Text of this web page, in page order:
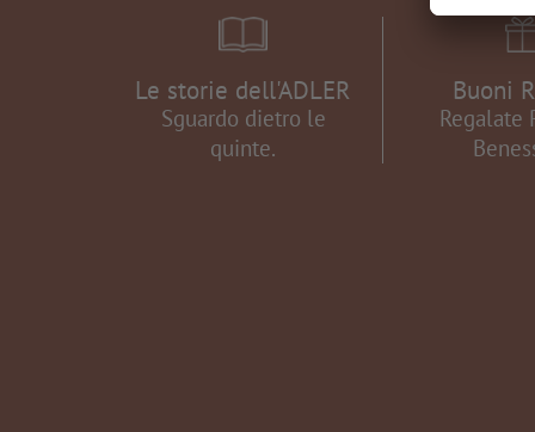
Le storie dell'ADLER
Sguardo dietro le
quinte.
Buoni
Regalate